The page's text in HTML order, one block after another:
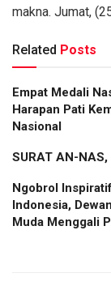
makna. Jumat,
Related Posts
Empat Medali
Harapan Pati
Nasional
SURAT AN-
Ngobrol
Indonesia,
Muda Menggali